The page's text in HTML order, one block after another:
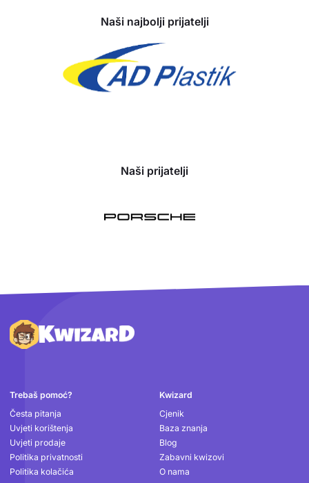
Naši najbolji prijatelji
Naši prijatelji
Podnožje
Trebaš pomoć?
Česta pitanja
Uvjeti korištenja
Uvjeti prodaje
Politika privatnosti
Politika kolačića
Kwizard
Cjenik
Baza znanja
Blog
Zabavni kwizovi
O nama